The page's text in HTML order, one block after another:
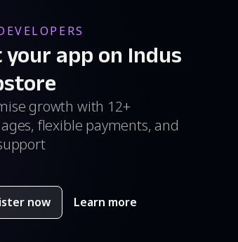
your app on Indus
growth with 12+
flexible payments, and
now Learn more